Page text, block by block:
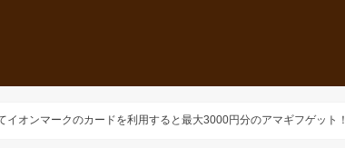
イオンマークのカードを利用すると最大3000円分のアマギフゲット！